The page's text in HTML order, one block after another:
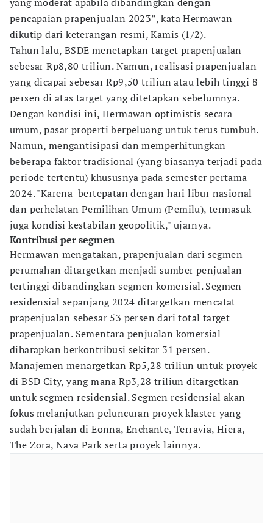
pencapaian prapenjualan 2023”, kata Hermawan
dikutip dari keterangan resmi, Kamis (1/2).
Tahun lalu, BSDE menetapkan target prapenjualan
sebesar Rp8,80 triliun. Namun, realisasi prapenjualan
yang dicapai sebesar Rp9,50 triliun atau lebih tinggi 8
persen di atas target yang ditetapkan sebelumnya.
Dengan kondisi ini, Hermawan optimistis secara
umum, pasar properti berpeluang untuk terus tumbuh.
Namun, mengantisipasi dan memperhitungkan
beberapa faktor tradisional (yang biasanya terjadi pada
periode tertentu) khususnya pada semester pertama
2024. "Karena bertepatan dengan hari libur nasional
dan perhelatan Pemilihan Umum (Pemilu), termasuk
juga kondisi kestabilan geopolitik," ujarnya.
Kontribusi per segmen
Hermawan mengatakan, prapenjualan dari segmen
perumahan ditargetkan menjadi sumber penjualan
tertinggi dibandingkan segmen komersial. Segmen
residensial sepanjang 2024 ditargetkan mencatat
prapenjualan sebesar 53 persen dari total target
prapenjualan. Sementara penjualan komersial
diharapkan berkontribusi sekitar 31 persen.
Manajemen menargetkan Rp5,28 triliun untuk proyek
di BSD City, yang mana Rp3,28 triliun ditargetkan
untuk segmen residensial. Segmen residensial akan
fokus melanjutkan peluncuran proyek klaster yang
sudah berjalan di Eonna, Enchante, Terravia, Hiera,
The Zora, Nava Park serta proyek lainnya.